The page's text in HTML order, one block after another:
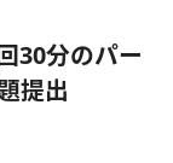
30分のパー
提出